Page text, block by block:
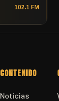
CONTENIDO
Noticias